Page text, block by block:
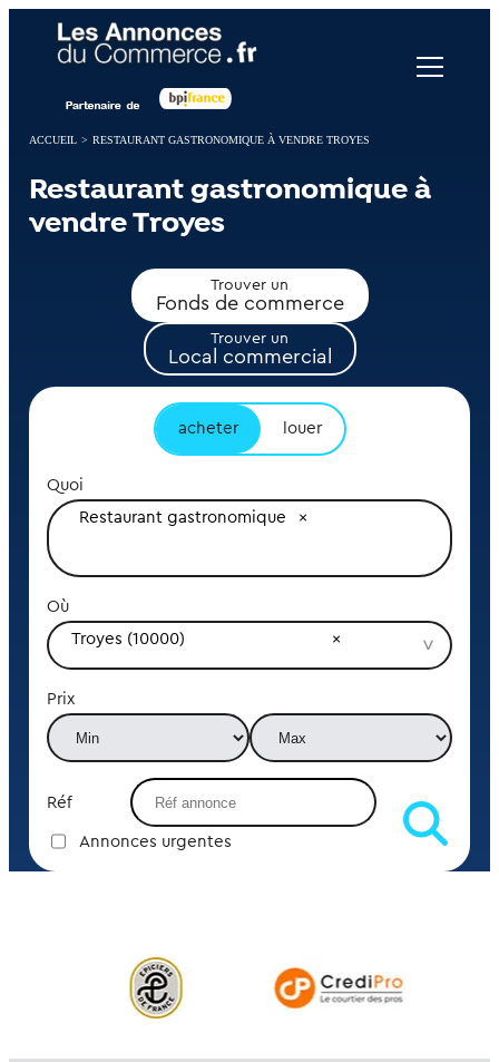
ACCUEIL > RESTAURANT GASTRONOMIQUE À VENDRE TROYES
Restaurant gastronomique à
vendre Troyes
Trouver un
Fonds de commerce
Trouver un
Local commercial
acheter louer
Quoi
Restaurant gastronomique
Où
Troyes (10000)
Prix
Réf
Annonces urgentes
Panneau de gestion des cookies